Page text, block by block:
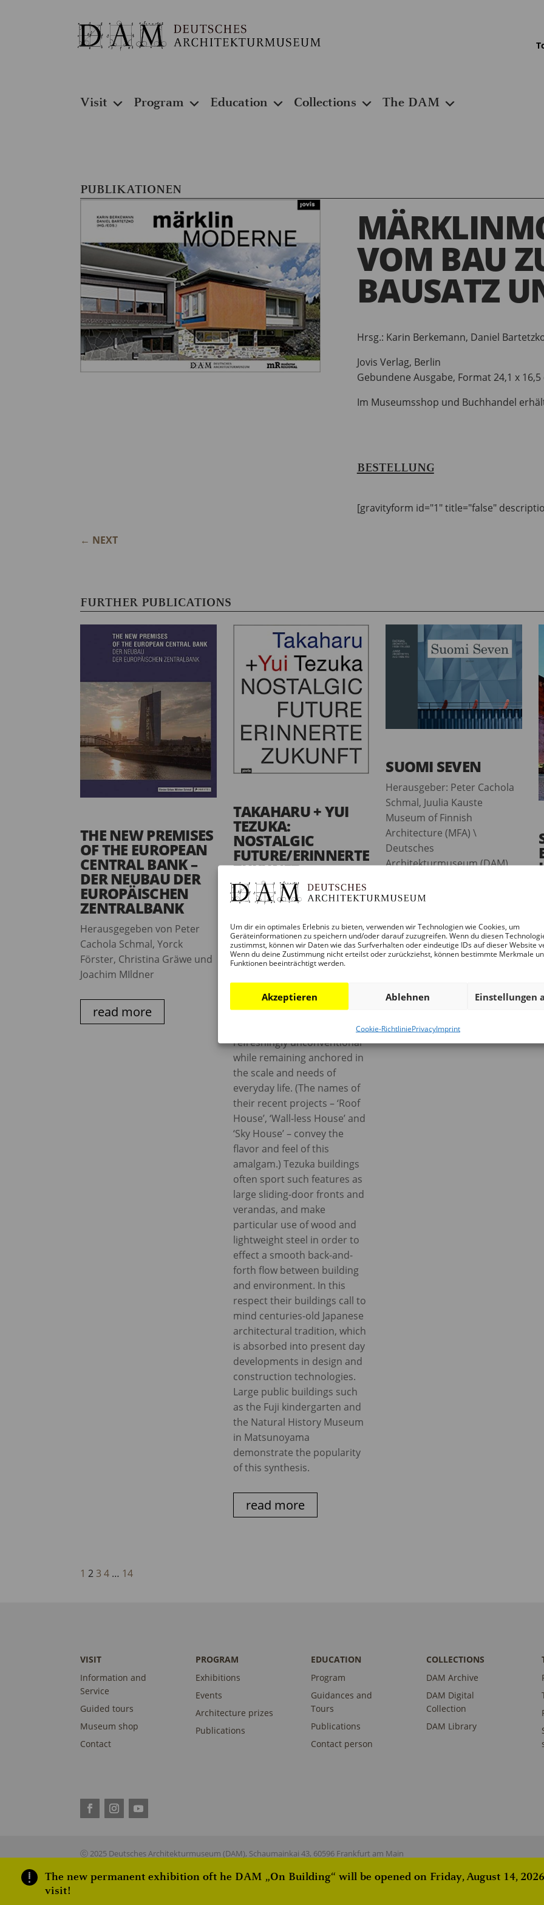
Um dir ein optimales Erlebnis zu bieten, verwenden wir Technologien wie Cookies, um
Geräteinformationen zu speichern und/oder darauf zuzugreifen. Wenn du diesen
zustimmst, können wir Daten wie das Surfverhalten oder eindeutige IDs auf dieser Website
Wenn du deine Zustimmung nicht erteilst oder zurückziehst, können bestimmte Merkmale
Funktionen beeinträchtigt werden.
Akzeptieren Ablehnen Einstellungen
Cookie-RichtliniePrivacyImprint
Visit Program Education Collections The DAM
PUBLIKATIONEN
VOM BAU
BAUSATZ
Hrsg.: Karin Berkemann, Daniel
Jovis Verlag, Berlin
Gebundene Ausgabe, Format 24,1 x 16,5
Im Museumsshop und Buchhandel
BESTELLUNG
[gravityform id="1" title="false"
← NEXT
FURTHER PUBLICATIONS
THE NEW PREMISES
OF THE EUROPEAN
CENTRAL BANK –
DER NEUBAU DER
EUROPÄISCHEN
ZENTRALBANK
Herausgegeben von Peter
Cachola Schmal, Yorck
Förster, Christina Gräwe und
Joachim MIldner
read more
TAKAHARU + YUI
TEZUKA:
NOSTALGIC
FUTURE/ERINNERTE
ZUKUNFT
The Tokyo firm Tezuka
Architects, headed by
Takaharu and Yui Tezuka, is
enjoying an increasingly
international reputation for
its refined blend of
traditional and
contemporary Japanese
aesthetics, developing
refreshingly unconventional
while remaining anchored in
the scale and needs of
everyday life. (The names of
their recent projects – ‘Roof
House’, ‘Wall-less House’ and
‘Sky House’ – convey the
flavor and feel of this
amalgam.) Tezuka buildings
often sport such features as
large sliding-door fronts and
verandas, and make
particular use of wood and
lightweight steel in order to
effect a smooth back-and-
forth flow between building
and environment. In this
respect their buildings call to
mind centuries-old Japanese
architectural tradition, which
is absorbed into present day
developments in design and
construction technologies.
Large public buildings such
as the Fuji kindergarten and
the Natural History Museum
in Matsunoyama
demonstrate the popularity
of this synthesis.
read more
SUOMI SEVEN
Herausgeber: Peter Cachola
Schmal, Juulia Kauste
Museum of Finnish
Architecture (MFA) \
Deutsches
Architekturmuseum (DAM)
Christophe Pourtois sowie
Kauste und Ulf Meyer 108
Seiten, deutsch\englisch,
Softcover, Format: 274mm...
read more
1 2 3 4 … 14
VISIT
Information and
Service
Guided tours
Museum shop
Contact
PROGRAM
Exhibitions
Events
Architecture prizes
Publications
EDUCATION
Program
Guidances and
Tours
Publications
Contact person
COLLECTIONS
DAM Archive
DAM Digital
Collection
DAM Library
ⓒ 2025 Deutsches Architekturmuseum (DAM), Schaumainkai 43, 60596 Frankfurt am Main
The new permanent exhibition oft he DAM „On Building“ will be opened on Friday, August 14,
visit!